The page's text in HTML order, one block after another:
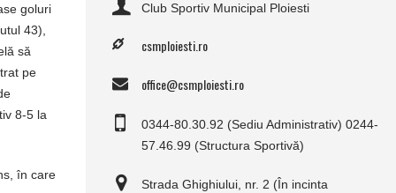
goluri
43),
să
pe
8-5 la
în care
Club Sportiv Municipal Ploiesti
csmploiesti.ro
office@csmploiesti.ro
0344-80.30.92 (Sediu Administrativ) 0244-
57.46.99 (Structura Sportivă)
Strada Ghighiului, nr. 2 (În incinta